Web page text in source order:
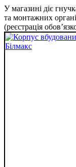
У магазині діє
та монтажних
(реєстрація